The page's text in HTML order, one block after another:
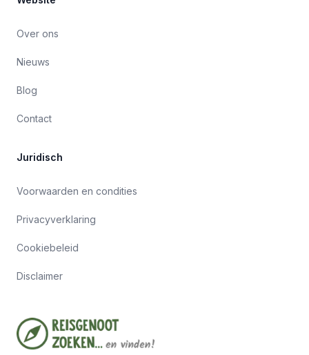
Over ons
Nieuws
Blog
Contact
Juridisch
Voorwaarden en condities
Privacyverklaring
Cookiebeleid
Disclaimer